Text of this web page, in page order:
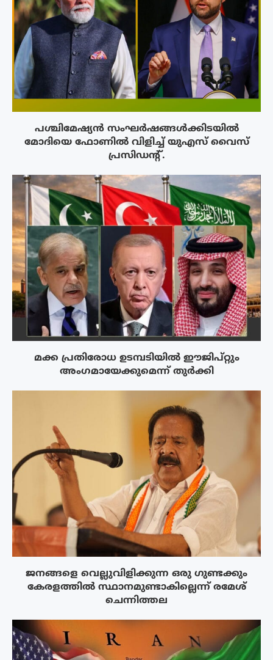
പശ്ചിമേഷ്യന്‍ സംഘര്‍ഷങ്ങള്‍ക്കിടയിൽ
മോദിയെ ഫോണില്‍ വിളിച്ച് യുഎസ് വൈസ്
പ്രസിഡന്റ്.
മക്ക പ്രതിരോധ ഉടമ്പടിയിൽ ഈജിപ്റ്റും
അംഗമായേക്കുമെന്ന് തുർക്കി
ജനങ്ങളെ വെല്ലുവിളിക്കുന്ന ഒരു ഗുണ്ടക്കും
കേരളത്തിൽ സ്ഥാനമുണ്ടാകില്ലെന്ന് രമേശ്
ചെന്നിത്തല